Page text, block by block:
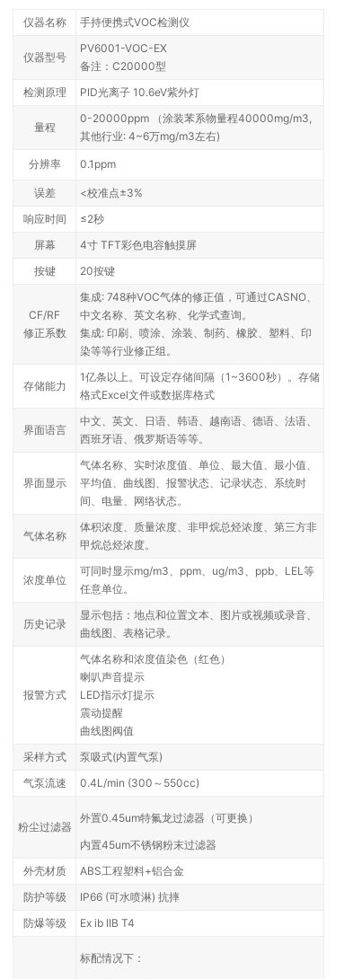
仪器名称 手持便携式VOC检测仪
仪器型号
PV6001-VOC-EX
备注：C20000型
检测原理
PID光离子 10.6eV紫外灯
量程
0-20000ppm （涂装苯系物量程40000mg/m3,
其他行业: 4~6万mg/m3左右)
分辨率 0.1ppm
误差
<校准点±3%
响应时间
≤2秒
屏幕
4寸 TFT彩色电容触摸屏
按键
20按键
CF/RF
修正系数
集成: 748种VOC气体的修正值，可通过CASNO、
中文名称、英文名称、化学式查询。
集成: 印刷、喷涂、涂装、制药、橡胶、塑料、印
染等等行业修正组。
存储能力
1亿条以上。可设定存储间隔（1~3600秒）。存储
格式Excel文件或数据库格式
界面语言
中文、英文、日语、韩语、越南语、德语、法语、
西班牙语、俄罗斯语等等。
界面显示
气体名称、实时浓度值、单位、最大值、最小值、
平均值、曲线图、报警状态、记录状态、系统时
间、电量、网络状态。
气体名称
体积浓度、质量浓度、非甲烷总烃浓度、第三方非
甲烷总烃浓度。
浓度单位
可同时显示mg/m3、ppm、ug/m3、ppb、LEL等
任意单位。
历史记录
显示包括：地点和位置文本、图片或视频或录音、
曲线图、表格记录。
报警方式
气体名称和浓度值染色（红色）
喇叭声音提示
LED指示灯提示
震动提醒
曲线图阀值
采样方式
泵吸式(内置气泵)
气泵流速
0.4L/min (300～550cc)
粉尘过滤器
外置0.45um特氟龙过滤器（可更换）
内置45um不锈钢粉末过滤器
外壳材质
ABS工程塑料+铝合金
防护等级
IP66 (可水喷淋) 抗摔
防爆等级
Ex ib IIB T4
标配情况下：